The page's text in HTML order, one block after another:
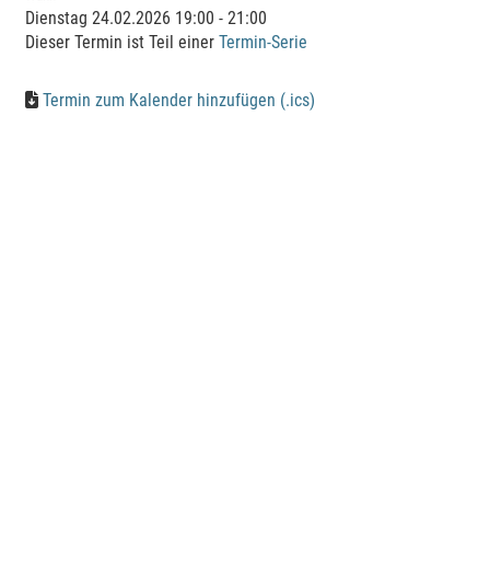
Dienstag 24.02.2026 19:00 - 21:00
Dieser Termin ist Teil einer Termin-Serie
Termin zum Kalender hinzufügen (.ics)